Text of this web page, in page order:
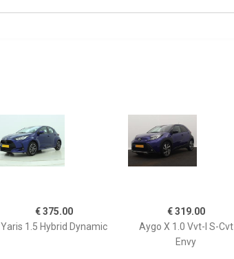
€ 375.00
Yaris 1.5 Hybrid Dynamic
€ 319.00
Aygo X 1.0 Vvt-I S-Cvt
Envy